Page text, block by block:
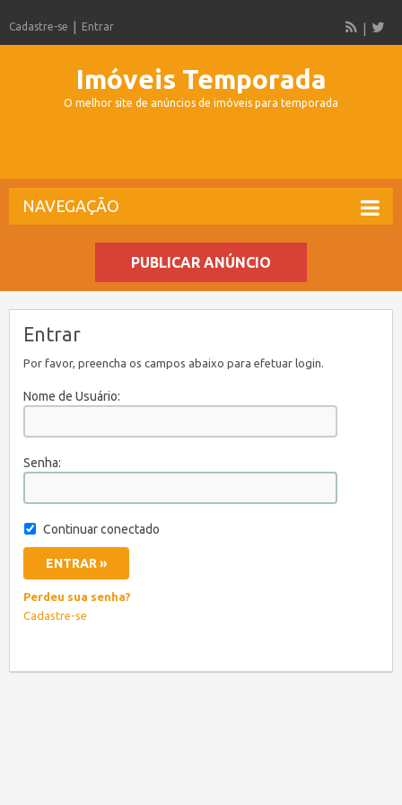
Cadastre-se Entrar
Imóveis Temporada
O melhor site de anúncios de imóveis para temporada
NAVEGAÇÃO
PUBLICAR ANÚNCIO
Entrar
Por favor, preencha os campos abaixo para efetuar login.
Nome de Usuário:
Senha:
Continuar conectado
Perdeu sua senha?
Cadastre-se